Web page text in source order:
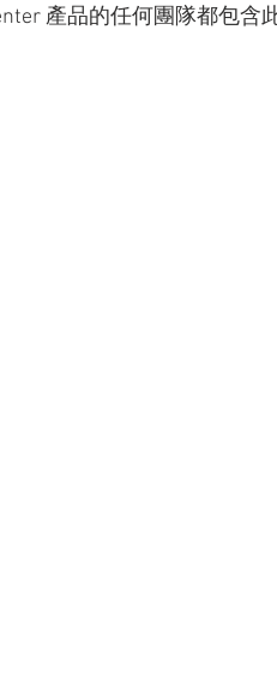
產品的任何團隊都包含